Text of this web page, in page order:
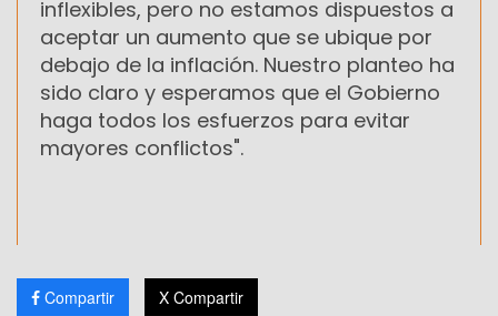
inflexibles, pero no estamos dispuestos a
aceptar un aumento que se ubique por
debajo de la inflación. Nuestro planteo ha
sido claro y esperamos que el Gobierno
haga todos los esfuerzos para evitar
mayores conflictos".
Compartir X Compartir